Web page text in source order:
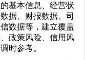
基本信息、经营状
据、财报数据、司
数据等，建立覆盖
政策风险、信用风
时参考。